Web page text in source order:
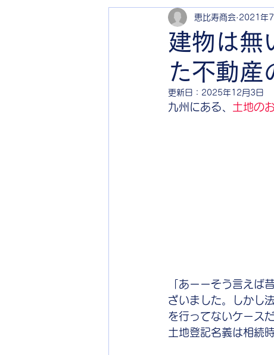
建物は無
た不動産
恵比寿商会 2021年
更新日： 2025年12月3日
九州にある、 土地の
「あーーそう言えば
ざいました。しかし
を行ってないケース
土地登記名義は相続